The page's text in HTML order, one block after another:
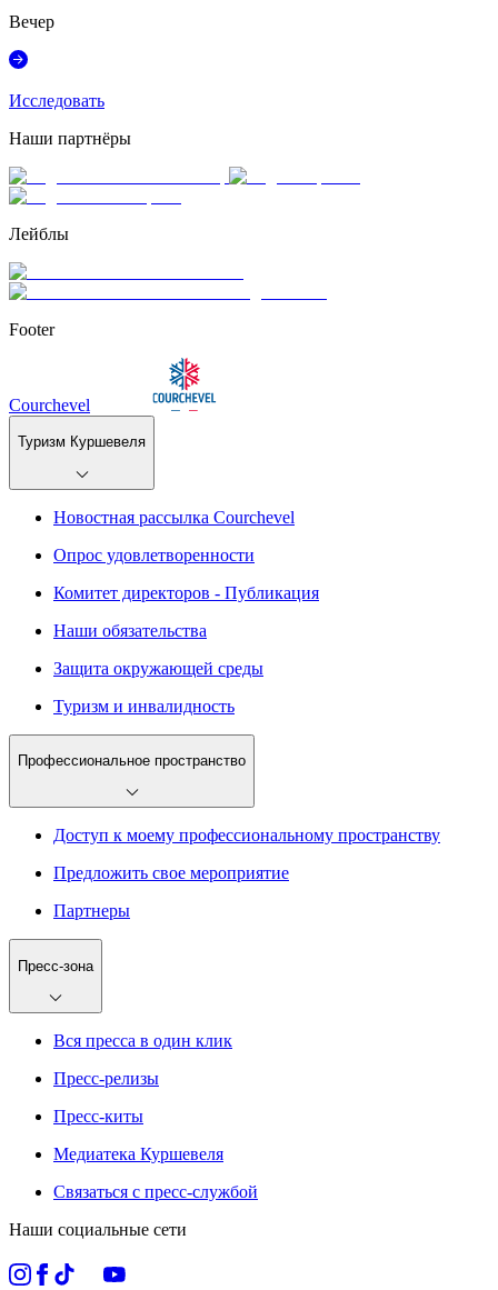
Вечер
Исследовать
Наши партнёры
Лейблы
Footer
Courchevel
Туризм Куршевеля
Новостная рассылка Courchevel
Опрос удовлетворенности
Комитет директоров - Публикация
Наши обязательства
Защита окружающей среды
Туризм и инвалидность
Профессиональное пространство
Доступ к моему профессиональному пространству
Предложить свое мероприятие
Партнеры
Пресс-зона
Вся пресса в один клик
Пресс-релизы
Пресс-киты
Медиатека Куршевеля
Связаться с пресс-службой
Наши социальные сети